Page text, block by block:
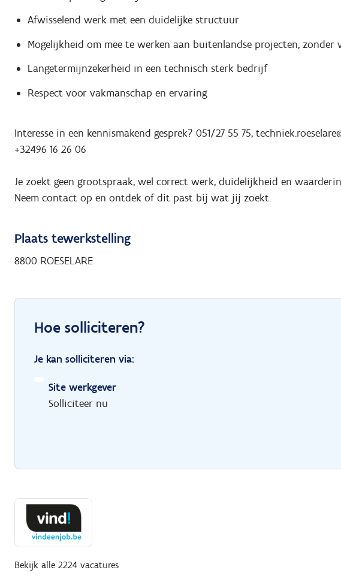
Afwisselend werk met een duidelijke structuur
Mogelijkheid om mee te werken aan buitenlandse projecten, zonder
Langetermijnzekerheid in een technisch sterk bedrijf
Respect voor vakmanschap en ervaring
Interesse in een kennismakend gesprek? 051/27 55 75,
+32496 16 26 06
Je zoekt geen grootspraak, wel correct werk, duidelijkheid en
Neem contact op en ontdek of dit past bij wat jij zoekt.
Plaats tewerkstelling
8800 ROESELARE
Hoe solliciteren?
Je kan solliciteren via:
Site werkgever
Solliciteer nu
Bekijk alle 2224 vacatures